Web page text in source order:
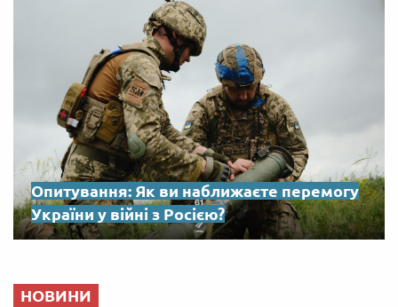
Опитування: Як ви наближаєте перемогу
України у війні з Росією?
НОВИНИ